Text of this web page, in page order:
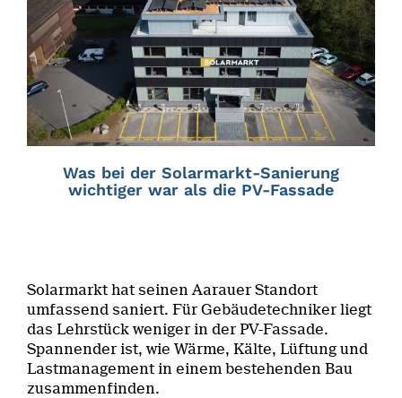
Was bei der Solarmarkt-Sanierung
wichtiger war als die PV-Fassade
Solarmarkt hat seinen Aarauer Standort
umfassend saniert. Für Gebäudetechniker liegt
das Lehrstück weniger in der PV-Fassade.
Spannender ist, wie Wärme, Kälte, Lüftung und
Lastmanagement in einem bestehenden Bau
zusammenfinden.